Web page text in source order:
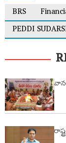
BRS
PEDDI